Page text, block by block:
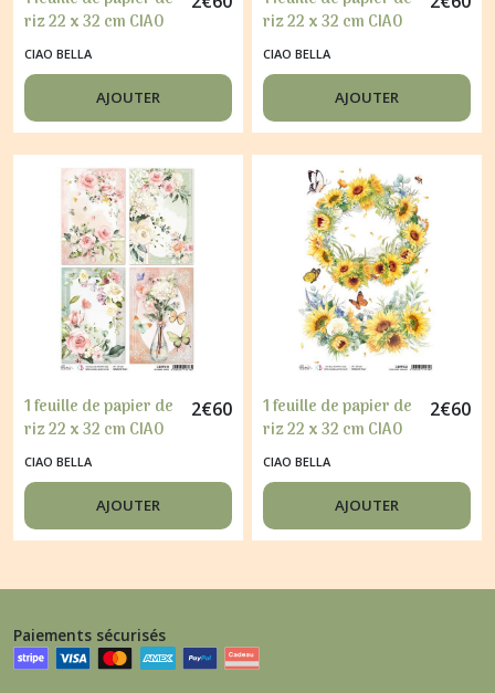
riz 22 x 32 cm CIAO
BELLA COZY
MOMENTS 280
CIAO BELLA
AJOUTER
riz 22 x 32 cm CIAO
BELLA LE SIGNE NOIR
254
CIAO BELLA
AJOUTER
1 feuille de papier de
riz 22 x 32 cm CIAO
BELLA BLOOMING 319
2€60
CIAO BELLA
AJOUTER
1 feuille de papier de
riz 22 x 32 cm CIAO
BELLA FARMHOUSE
GARDEN 332
2€60
CIAO BELLA
AJOUTER
Paiements sécurisés